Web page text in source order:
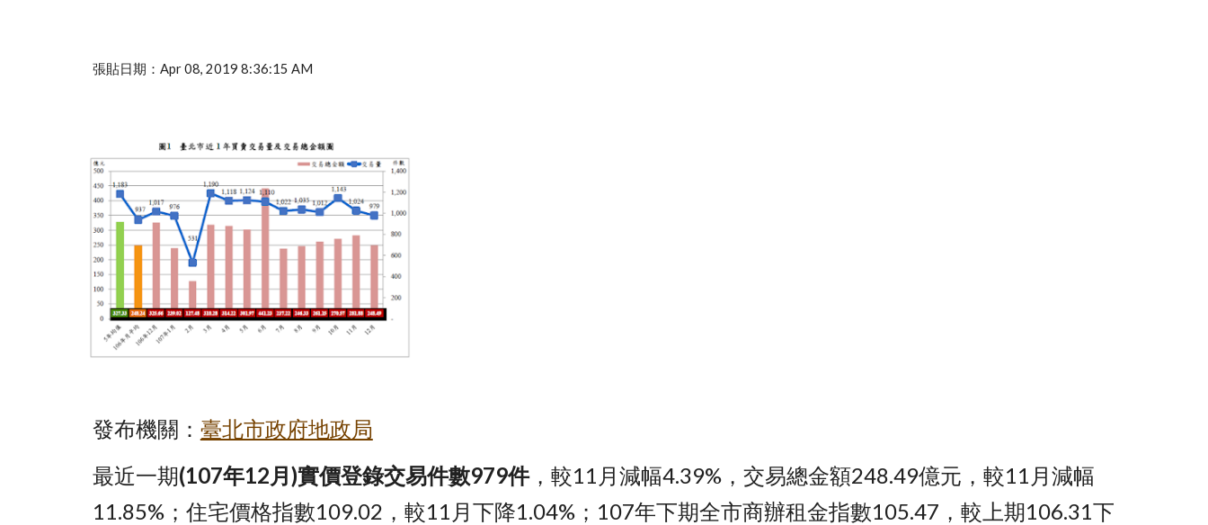
張貼日期：Apr 08, 2019 8:36:15 AM
發布機關： 臺北市政府地政局
最近一期(107年12月)實價登錄交易件數979件，較11月減幅4.39%，交易總金額248.49億元，較11月減幅
11.85%；住宅價格指數109.02，較11月下降1.04%；107年下期全市商辦租金指數105.47，較上期106.31下